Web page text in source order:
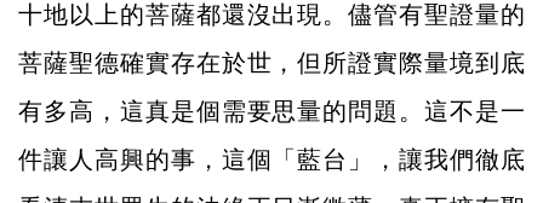
十地以上的菩薩都還沒出現。儘管有聖證量的
菩薩聖德確實存在於世，但所證實際量境到底
有多高，這真是個需要思量的問題。這不是一
件讓人高興的事，這個「藍台」，讓我們徹底